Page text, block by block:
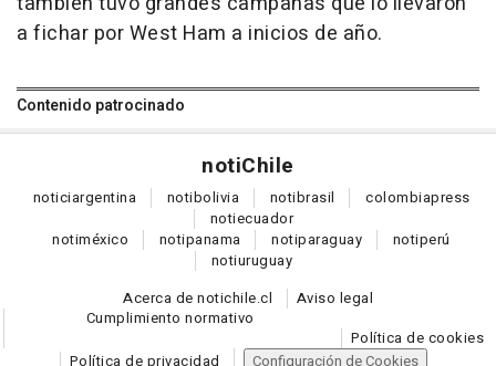
a fichar por West Ham a inicios de año.
Contenido patrocinado
notiChile
noticiargentina notibolivia notibrasil colombiapress
notiecuador
notiméxico notipanama notiparaguay notiperú
notiuruguay
Acerca de notichile.cl
Aviso legal
Cumplimiento normativo
Política de cookies
Política de privacidad
Configuración de Cookies